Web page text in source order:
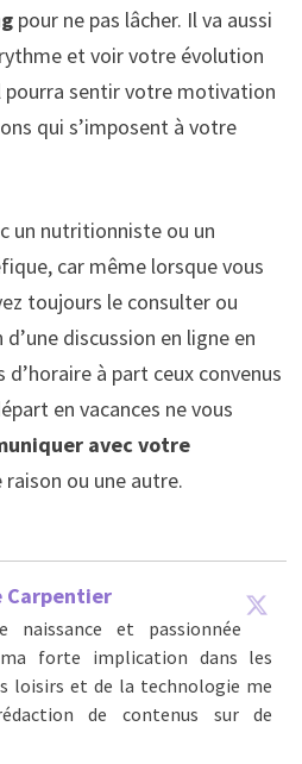
pour ne pas lâcher. Il va aussi
et voir votre évolution
pourra sentir votre motivation
qui s’imposent à votre
un nutritionniste ou un
car même lorsque vous
toujours le consulter ou
discussion en ligne en
d’horaire à part ceux convenus
en vacances ne vous
avec votre
raison ou une autre.
Carpentier
naissance et passionnée
forte implication dans les
loisirs et de la technologie me
de contenus sur de